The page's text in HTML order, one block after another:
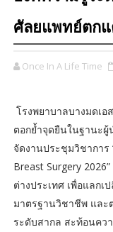
ศัลยแพทย์ตกแ
Once In A Life Time
โรงพยาบาลบางมดเอ
ตอกย้ำจุดยืนในฐานะ
จัดงานประชุมวิชาการ
Breast Surgery
ต่างประเทศ เพื่อแลก
มาตรฐานวิชาชีพ และ
ระดับสากล สะท้อนคว